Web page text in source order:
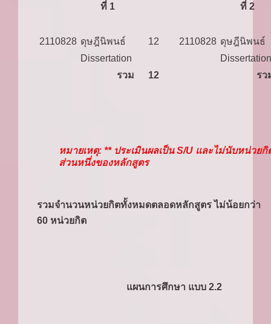
ที่ 1
ที่ 2
2110828 ดุษฎีนิพนธ์ 12 2110828 ดุษฎีนิพนธ์
Dissertation
Dissertation
รวม
12 รว
หมายเหตุ: ** ประเมินผลเป็น S/U และไม่นับหน่วยกิ
ส่วนหนึ่งของหลักสูตร
รวมจำนวนหน่วยกิตทั้งหมดตลอดหลักสูตร ไม่น้อยกว่า
60 หน่วยกิต
แผนการศึกษา แบบ 2.2